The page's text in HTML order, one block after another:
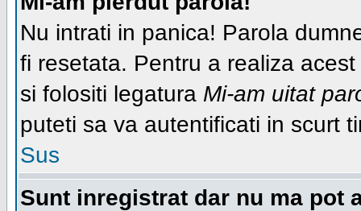
Nu intrati in panica! Parola
fi resetata. Pentru a realiza
si folositi legatura Mi-am uitat
puteti sa va autentificati in scurt
Sus
Sunt inregistrat dar nu ma pot